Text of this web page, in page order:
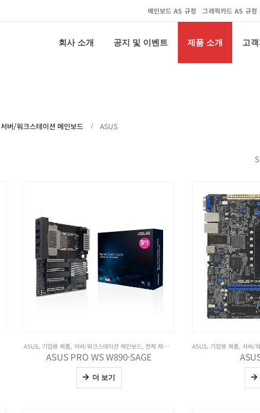
메인보드 AS 규정 그래픽카드 AS 규정
회사 소개 공지 및 이벤트 제품 소개 고
서버/워크스테이션 메인보드 ASUS
ASUS, 기업용 제품, 서버/워크스테이션 메인보드, 전체 제품보기
ASUS PRO WS W890-SAGE
더 보기
ASUS, 기업용 제품, 서버/